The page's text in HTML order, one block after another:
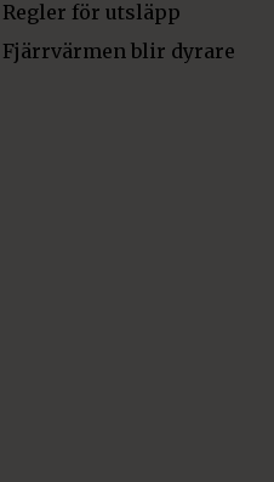
Regler för utsläpp
Fjärrvärmen blir dyrare